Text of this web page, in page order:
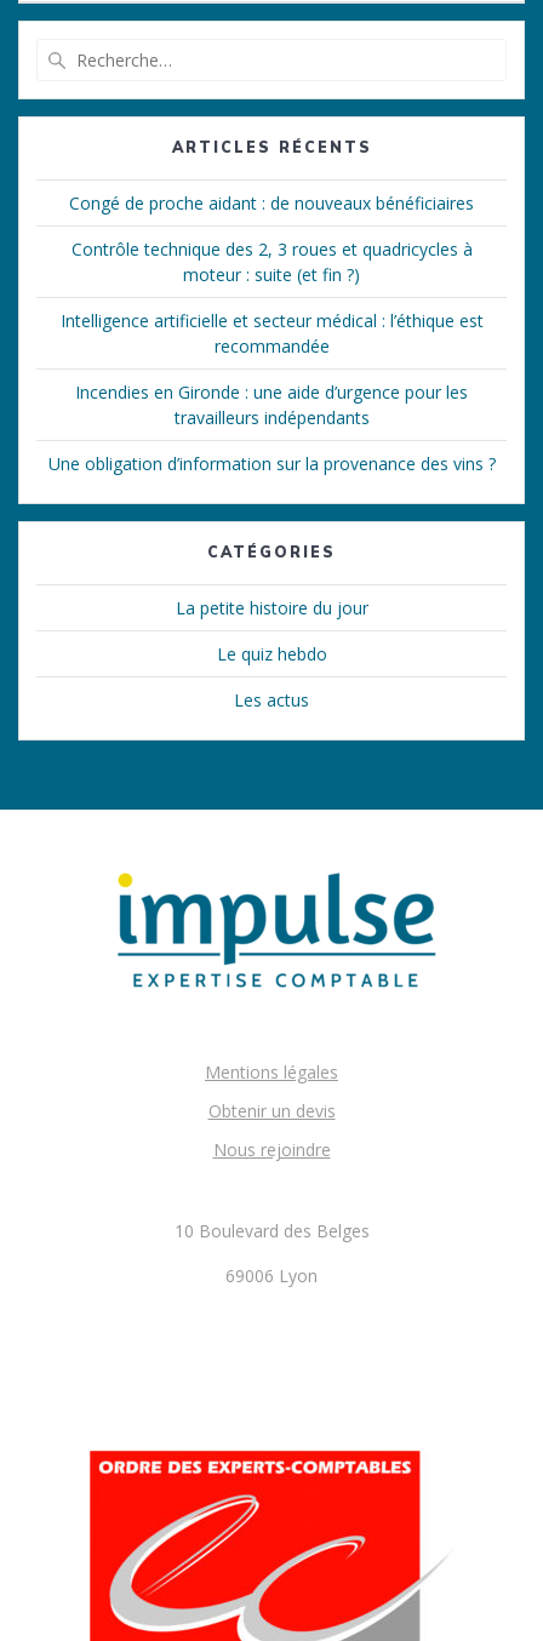
:
ARTICLES RÉCENTS
Congé de proche aidant : de nouveaux bénéficiaires
Contrôle technique des 2, 3 roues et quadricycles à
moteur : suite (et fin ?)
Intelligence artificielle et secteur médical : l’éthique est
recommandée
Incendies en Gironde : une aide d’urgence pour les
travailleurs indépendants
Une obligation d’information sur la provenance des vins ?
CATÉGORIES
La petite histoire du jour
Le quiz hebdo
Les actus
Mentions légales
Obtenir un devis
Nous rejoindre
10 Boulevard des Belges
69006 Lyon